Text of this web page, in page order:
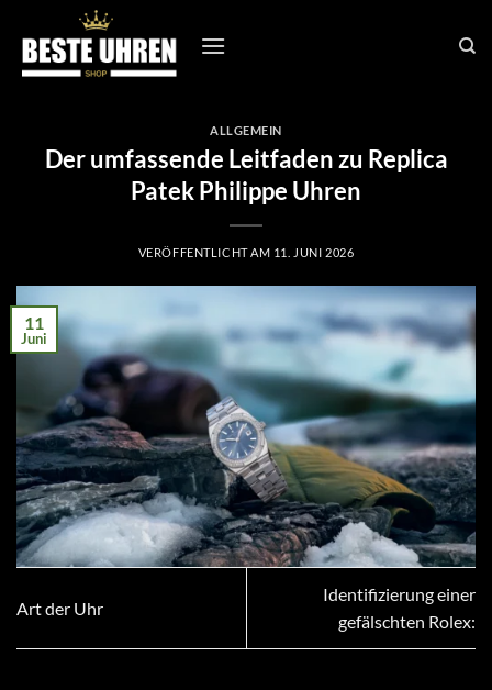
Inhalt
springen
ALLGEMEIN
Der umfassende Leitfaden zu Replica
Patek Philippe Uhren
VERÖFFENTLICHT AM 11. JUNI 2026
11
Juni
Art der Uhr
Identifizierung einer
gefälschten Rolex: